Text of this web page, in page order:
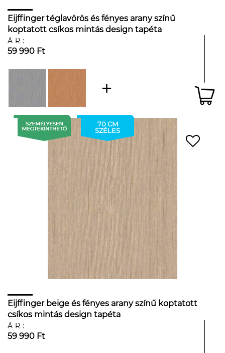
Eijffinger téglavörös és fényes arany színű
koptatott csíkos mintás design tapéta
ÁR:
59 990 Ft
70 CM
SZÉLES
Eijffinger beige és fényes arany színű koptatott
csíkos mintás design tapéta
ÁR:
59 990 Ft